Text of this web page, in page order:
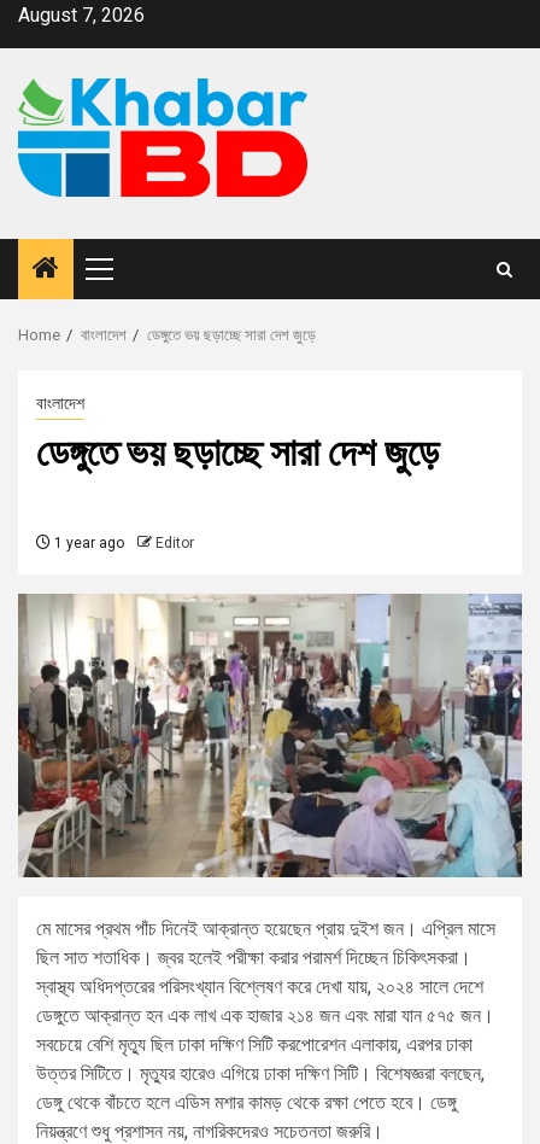
August 7, 2026
Home বাংলাদেশ ডেঙ্গুতে ভয় ছড়াচ্ছে সারা দেশ জুড়ে
বাংলাদেশ
ডেঙ্গুতে ভয় ছড়াচ্ছে সারা দেশ জুড়ে
1 year ago Editor
মে মাসের প্রথম পাঁচ দিনেই আক্রান্ত হয়েছেন প্রায় দুইশ জন। এপ্রিল মাসে
ছিল সাত শতাধিক। জ্বর হলেই পরীক্ষা করার পরামর্শ দিচ্ছেন চিকিৎসকরা।
স্বাস্থ্য অধিদপ্তরের পরিসংখ্যান বিশ্লেষণ করে দেখা যায়, ২০২৪ সালে দেশে
ডেঙ্গুতে আক্রান্ত হন এক লাখ এক হাজার ২১৪ জন এবং মারা যান ৫৭৫ জন।
সবচেয়ে বেশি মৃত্যু ছিল ঢাকা দক্ষিণ সিটি করপোরেশন এলাকায়, এরপর ঢাকা
উত্তর সিটিতে। মৃত্যুর হারেও এগিয়ে ঢাকা দক্ষিণ সিটি। বিশেষজ্ঞরা বলছেন,
ডেঙ্গু থেকে বাঁচতে হলে এডিস মশার কামড় থেকে রক্ষা পেতে হবে। ডেঙ্গু
নিয়ন্ত্রণে শুধু প্রশাসন নয়, নাগরিকদেরও সচেতনতা জরুরি।